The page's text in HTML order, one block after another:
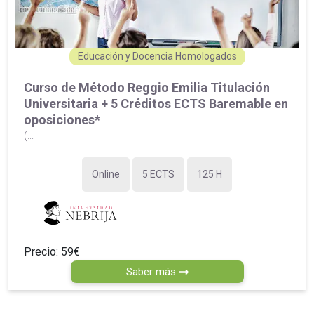
Educación y Docencia Homologados
Curso de Método Reggio Emilia Titulación
Universitaria + 5 Créditos ECTS Baremable en
oposiciones*
(...
Online 5 ECTS 125 H
Precio: 59€
Saber más